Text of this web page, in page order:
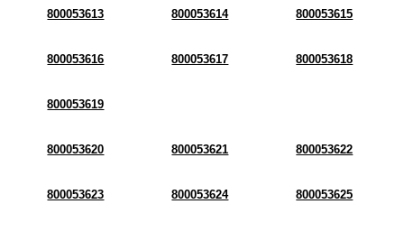
800053613 800053614 800053615
800053616 800053617 800053618
800053619
800053620 800053621 800053622
800053623 800053624 800053625